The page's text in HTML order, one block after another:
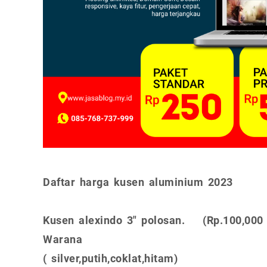
Daftar harga kusen aluminium 2023
Kusen alexindo 3" polosan. (Rp.100,000
Warana
( silver,putih,coklat,hitam)